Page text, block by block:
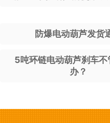
防爆电动葫芦发货
5吨环链电动葫芦刹车不
办？